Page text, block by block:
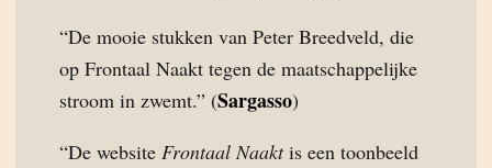
“De mooie stukken van Peter Breedveld, die
op Frontaal Naakt tegen de maatschappelijke
stroom in zwemt.” (Sargasso)
“De website Frontaal Naaktis een toonbeeld